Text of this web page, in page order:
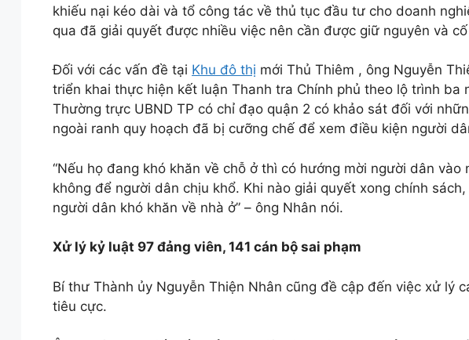
khiếu nại kéo dài và tổ công tác về thủ tục đầu tư cho doanh
qua đã giải quyết được nhiều việc nên cần được giữ nguyên và
Đối với các vấn đề tại Khu đô thị mới Thủ Thiêm , ông Nguyễn
triển khai thực hiện kết luận Thanh tra Chính phủ theo lộ trình ba
Thường trực UBND TP có chỉ đạo quận 2 có khảo sát đối với
ngoài ranh quy hoạch đã bị cưỡng chế để xem điều kiện người
“Nếu họ đang khó khăn về chỗ ở thì có hướng mời người dân
không để người dân chịu khổ. Khi nào giải quyết xong chính
người dân khó khăn về nhà ở” – ông Nhân nói.
Xử lý kỷ luật 97 đảng viên, 141 cán bộ sai phạm
Bí thư Thành ủy Nguyễn Thiện Nhân cũng đề cập đến việc xử lý
tiêu cực.